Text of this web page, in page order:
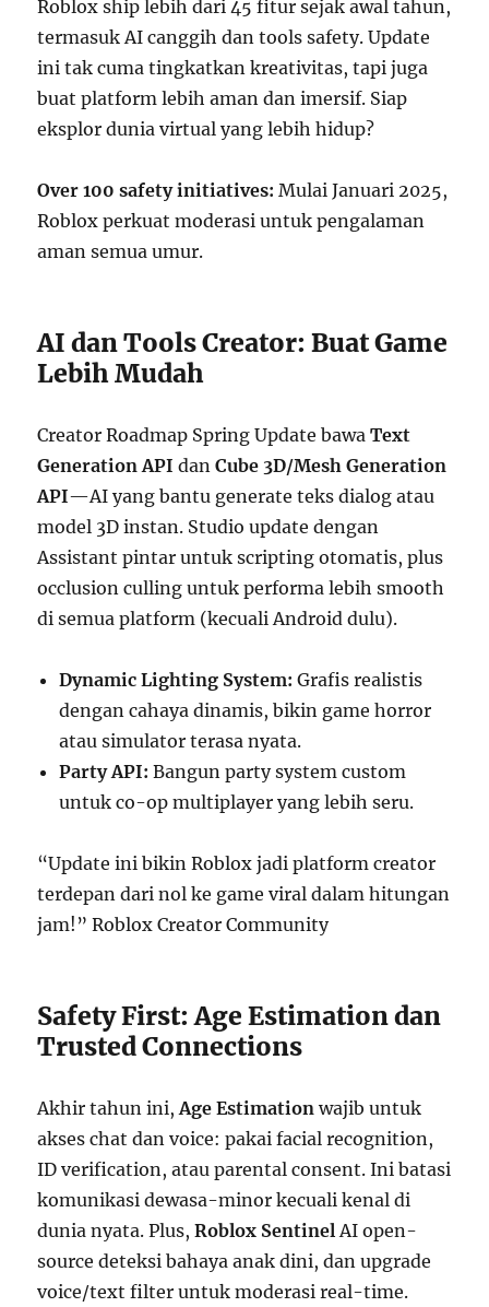
Roblox ship lebih dari 45 fitur sejak awal tahun,
termasuk AI canggih dan tools safety. Update
ini tak cuma tingkatkan kreativitas, tapi juga
buat platform lebih aman dan imersif. Siap
eksplor dunia virtual yang lebih hidup?
Over 100 safety initiatives: Mulai Januari 2025,
Roblox perkuat moderasi untuk pengalaman
aman semua umur.
AI dan Tools Creator: Buat Game
Lebih Mudah
Creator Roadmap Spring Update bawaText
Generation API danCube 3D/Mesh Generation
API—AI yang bantu generate teks dialog atau
model 3D instan. Studio update dengan
Assistant pintar untuk scripting otomatis, plus
occlusion culling untuk performa lebih smooth
di semua platform (kecuali Android dulu).
Dynamic Lighting System: Grafis realistis
dengan cahaya dinamis, bikin game horror
atau simulator terasa nyata.
Party API: Bangun party system custom
untuk co-op multiplayer yang lebih seru.
“Update ini bikin Roblox jadi platform creator
terdepan dari nol ke game viral dalam hitungan
jam!” Roblox Creator Community
Safety First: Age Estimation dan
Trusted Connections
Akhir tahun ini,Age Estimation wajib untuk
akses chat dan voice: pakai facial recognition,
ID verification, atau parental consent. Ini batasi
komunikasi dewasa-minor kecuali kenal di
dunia nyata. Plus,Roblox SentinelAI open-
source deteksi bahaya anak dini, dan upgrade
voice/text filter untuk moderasi real-time.